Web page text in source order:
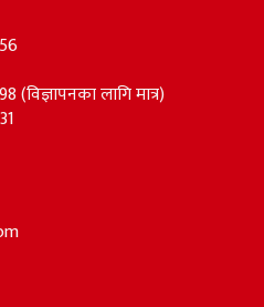
लागि मात्र)